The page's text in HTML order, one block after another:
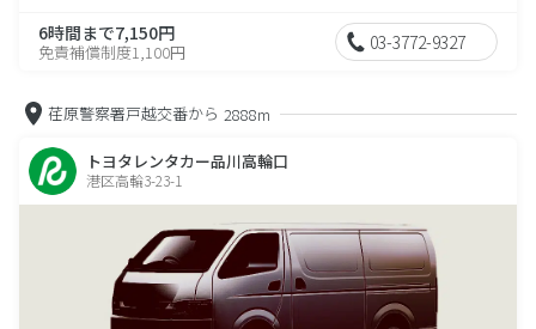
6時間まで7,150円
免責補償制度1,100円 03-3772-9327
荏原警察署戸越交番から 2888m
トヨタレンタカー品川高輪口
港区高輪3-23-1